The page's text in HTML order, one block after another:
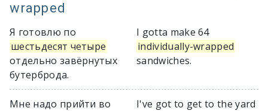
wrapped
Я готовлю по
шестьдесят четыре
отдельно завёрнутых
бутерброда.
I gotta make 64
individually-wrapped
sandwiches.
Мне надо прийти во
I've got to get to the yard